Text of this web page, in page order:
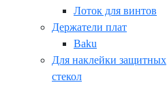
Лоток для винтов
Держатели плат
Baku
Для наклейки защитных
стекол